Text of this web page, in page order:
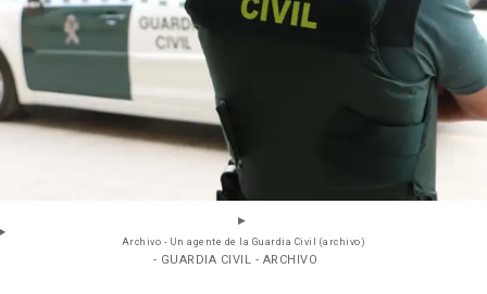
Archivo - Un agente de la Guardia Civil (archivo)
- GUARDIA CIVIL - ARCHIVO